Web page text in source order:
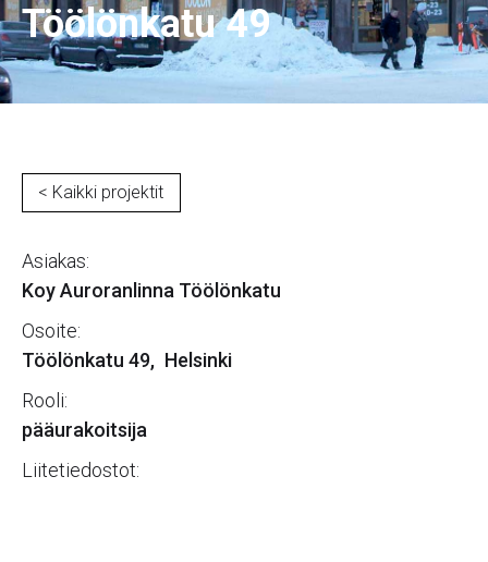
Töölönkatu 49
< Kaikki projektit
Asiakas:
Koy Auroranlinna Töölönkatu
Osoite:
Töölönkatu 49, Helsinki
Rooli:
pääurakoitsija
Liitetiedostot: